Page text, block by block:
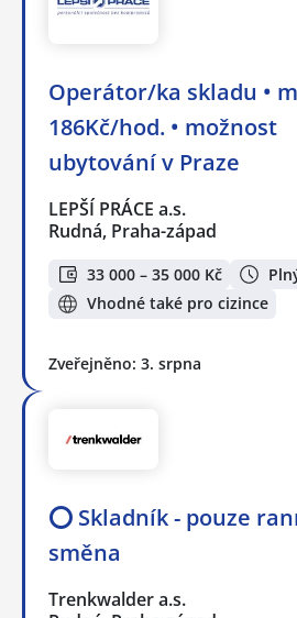
Operátor/ka skladu •
186Kč/hod. • možnost
ubytování v Praze
LEPŠÍ PRÁCE a.s.
Rudná, Praha-západ
33 000 – 35 000 Kč
Vhodné také pro cizince
Zveřejněno: 3. srpna
⭕ Skladník - pouze
směna
Trenkwalder a.s.